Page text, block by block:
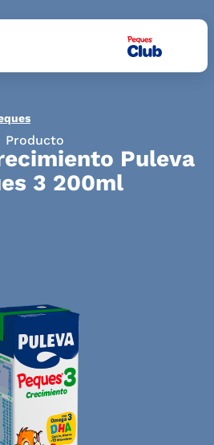
Producto
Puleva
3 200ml